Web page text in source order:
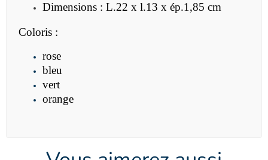
Dimensions : L.22 x l.13 x ép.1,85 cm
Coloris :
rose
bleu
vert
orange